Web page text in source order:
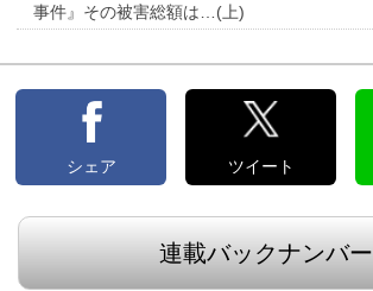
事件』その被害総額は…(上)
シェア ツイート
連載バックナンバー